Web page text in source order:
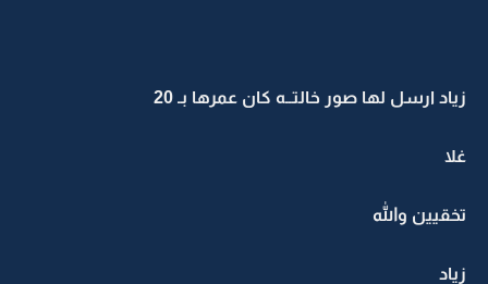
زياد ارسل لها صور خالتــه كان عمرها بـ 20
غلا
تخقيين والله
زياد